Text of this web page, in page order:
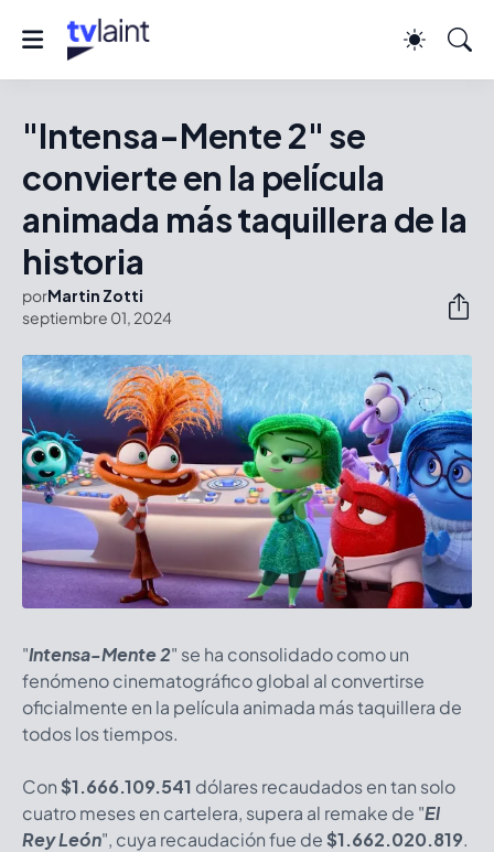
"Intensa-Mente 2" se
convierte en la película
animada más taquillera de la
historia
porMartin Zotti
septiembre 01, 2024
"Intensa-Mente 2" se ha consolidado como un
fenómeno cinematográfico global al convertirse
oficialmente en la película animada más taquillera de
todos los tiempos.
Con $1.666.109.541 dólares recaudados en tan solo
cuatro meses en cartelera, supera al remake de "El
Rey León", cuya recaudación fue de $1.662.020.819.